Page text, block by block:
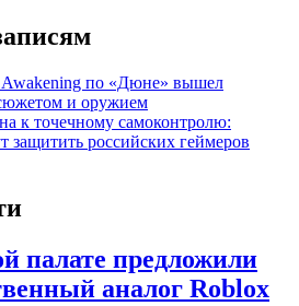
Awakening по «Дюне» вышел
и оружием
к точечному самоконтролю:
защитить российских геймеров
палате предложили
аналог Roblox